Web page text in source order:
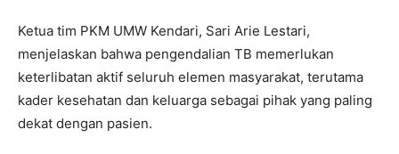
Ketua tim PKM UMW Kendari, Sari Arie Lestari,
menjelaskan bahwa pengendalian TB memerlukan
keterlibatan aktif seluruh elemen masyarakat, terutama
kader kesehatan dan keluarga sebagai pihak yang paling
dekat dengan pasien.